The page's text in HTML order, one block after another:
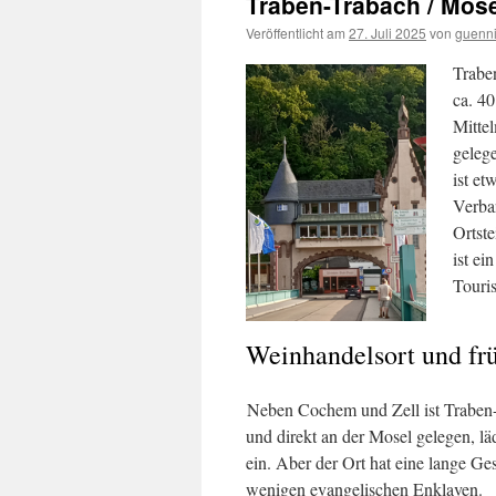
Veröffentlicht am 27. Juli 2025 von guenni
ca.
ist
ist
Weinhandelsort und
Neben Cochem und Zell ist
und direkt an der Mosel gelegen,
ein. Aber der Ort hat eine lange
wenigen evangelischen Enklaven.